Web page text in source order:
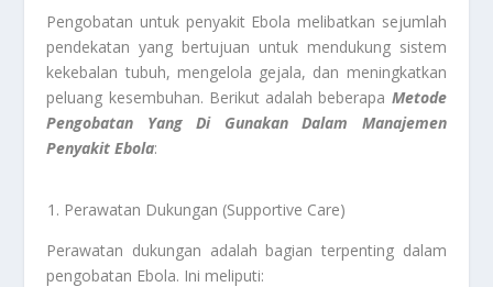
Pengobatan untuk penyakit Ebola melibatkan sejumlah
pendekatan yang bertujuan untuk mendukung sistem
kekebalan tubuh, mengelola gejala, dan meningkatkan
peluang kesembuhan. Berikut adalah beberapa Metode
Pengobatan Yang DiGunakan Dalam Manajemen
Penyakit Ebola:
Perawatan Dukungan (Supportive Care)
Perawatan dukungan adalah bagian terpenting dalam
pengobatan Ebola. Ini meliputi: